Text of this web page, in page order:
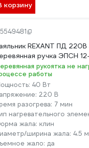
корзину
REXANT ПД
ручка ЭПСН
рукоятка не
работы
40 Вт
220 В
разогрева: 7 мин
нагревательного
жала: клин
ширина жала: 4.5
жало: да